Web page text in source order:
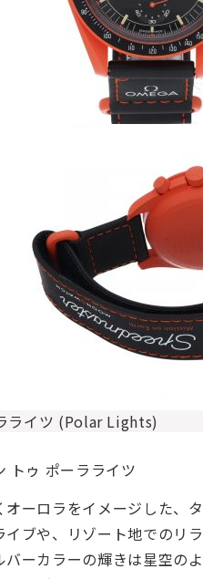
ライツ (Polar Lights)
トゥ ポーラライツ
ーロラをイメージした、
イブや、リゾート地でのリ
バーカラーの輝きは星空の